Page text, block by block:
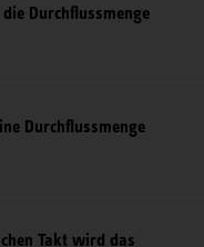
Durchflussmenge
Durchflussmenge
Takt wird das